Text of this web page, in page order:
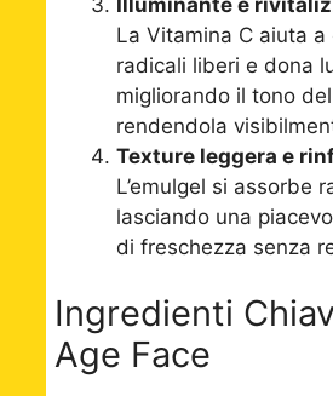
La Vitamina C aiuta
radicali liberi e dona
migliorando il tono
rendendola
Texture leggera e
L’emulgel si assorbe
lasciando una
di freschezza senza
Ingredienti
Age Face